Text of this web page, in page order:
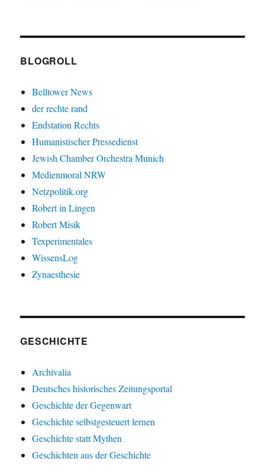
BLOGROLL
Belltower News
der rechte rand
Endstation Rechts
Humanistischer Pressedienst
Jewish Chamber Orchestra Munich
Medienmoral NRW
Netzpolitik.org
Robert in Lingen
Robert Misik
Texperimentales
WissensLog
Zynaesthesie
GESCHICHTE
Archivalia
Deutsches historisches Zeitungsportal
Geschichte der Gegenwart
Geschichte selbstgesteuert lernen
Geschichte statt Mythen
Geschichten aus der Geschichte